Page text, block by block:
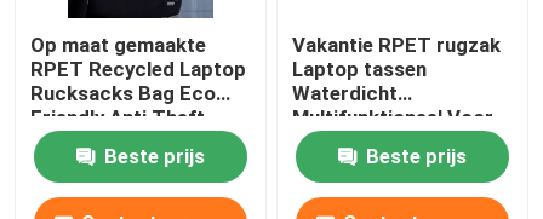
Op maat gemaakte
RPET Recycled Laptop
Rucksacks Bag Eco
Friendly Anti Theft
Beste prijs
Vakantie RPET rugzak
Laptop tassen
Waterdicht
Multifunktioneel Voor
sport buiten
Beste prijs